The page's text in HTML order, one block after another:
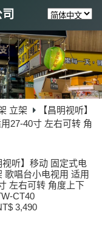
立架
【昌明视听】
27-40寸 左右可转 角
视听】移动 固定式电
歌唱台小电视用 适用
左右可转 角度上下
CT40
3,490